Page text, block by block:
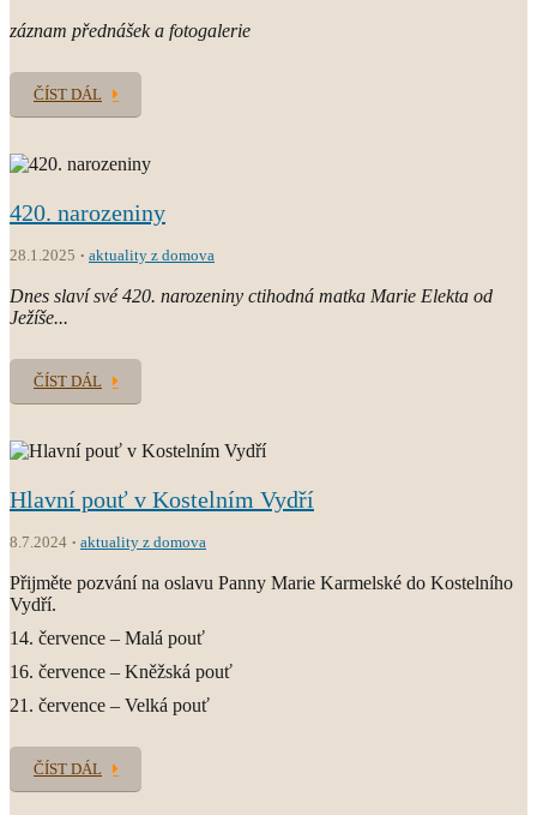
záznam přednášek a fotogalerie
ČÍST DÁL
420. narozeniny
28.1.2025 aktuality z domova
Dnes slaví své 420. narozeniny ctihodná matka Marie Elekta od
Ježíše...
ČÍST DÁL
Hlavní pouť v Kostelním Vydří
8.7.2024 aktuality z domova
Přijměte pozvání na oslavu Panny Marie Karmelské do Kostelního
Vydří.
14. července – Malá pouť
16. července – Kněžská pouť
21. července – Velká pouť
ČÍST DÁL